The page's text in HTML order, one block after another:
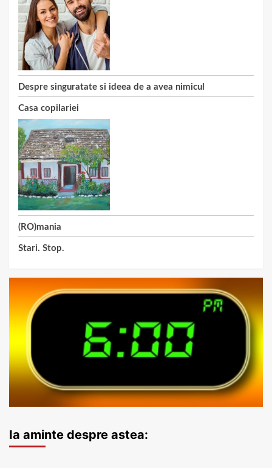
Despre singuratate si ideea de a avea nimicul
Casa copilariei
(RO)mania
Stari. Stop.
Ia aminte despre astea: